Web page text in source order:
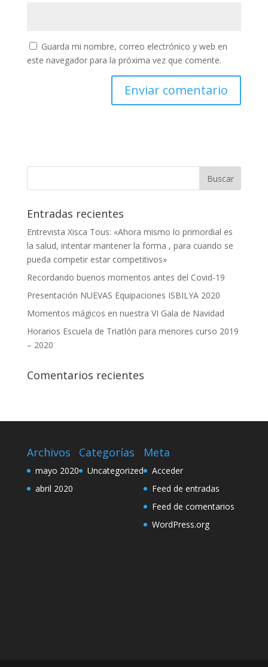
Guarda mi nombre, correo electrónico y web en
este navegador para la próxima vez que comente.
Entradas recientes
Entrevista Xisca Tous: «Ahora mismo lo primordial es
la salud, intentar mantener la forma , para cuando se
pueda competir estar competitivos»
Recordando buenos momentos antes del Covid-19
Presentación NUEVAS Equipaciones ISBILYA 2020
Momentos mágicos en nuestra VI Gala de Navidad
Horarios Escuela de Triatlón para menores curso 2019
– 2020
Comentarios recientes
Archivos
mayo 2020
abril 2020
Categorías
Uncategorized
Meta
Acceder
Feed de entradas
Feed de comentarios
WordPress.org